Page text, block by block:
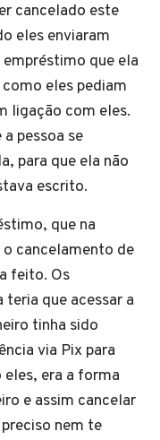
cancelado este
eles enviaram
que ela
eles pediam
ligação com eles.
pessoa se
para que ela não
escrito.
que na
cancelamento de
feito. Os
que acessar a
tinha sido
via Pix para
era a forma
e assim cancelar
nem te